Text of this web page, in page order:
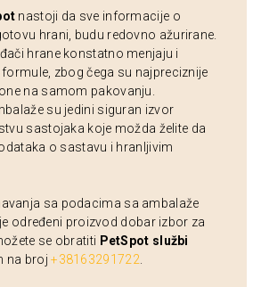
nastoji da sve informacije o
hrani, budu redovno ažurirane.
hrane konstatno menjaju i
zbog čega su najpreciznije
na samom pakovanju.
su jedini siguran izvor
sastojaka koje možda želite da
o sastavu i hranljivim
sa podacima sa ambalaže
određeni proizvod dobar izbor za
se obratiti PetSpot službi
na broj+38163291722